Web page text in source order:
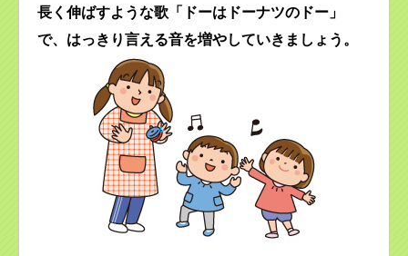
長く伸ばすような歌「ドーはドーナツのドー」
で、はっきり言える音を増やしていきましょう。